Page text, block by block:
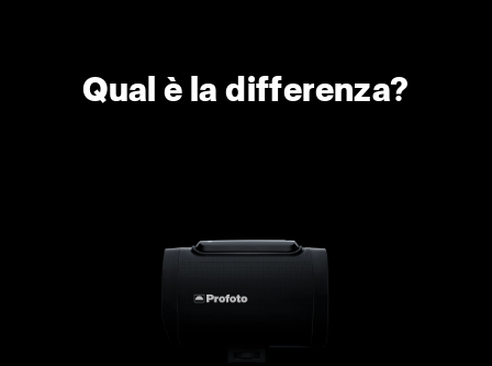
Qual è la differenza?